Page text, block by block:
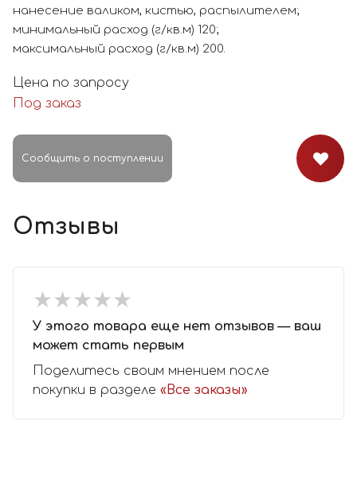
нанесение валиком, кистью, распылителем;
минимальный расход (г/кв.м) 120;
максимальный расход (г/кв.м) 200.
Цена по запросу
Под заказ
Сообщить о поступлении
Отзывы
★★★★★
★★★★★
У этого товара еще нет отзывов — ваш
может стать первым
Поделитесь своим мнением после
покупки в разделе «Все заказы»